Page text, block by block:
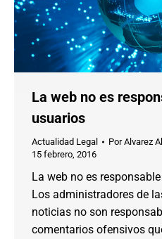
La web no es
usuarios
Actualidad Legal PorAlvarez
15 febrero, 2016
La web no es
Los administradores de
noticias no son
comentarios ofensivos